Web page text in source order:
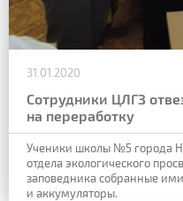
31.01.2020
Сотрудники ЦЛГЗ
на переработку
Ученики школы №5 города
отдела экологического
заповедника собранные
и аккумуляторы.